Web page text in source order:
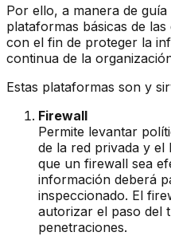
Por ello, a manera de guía
plataformas básicas de
con el fin de proteger la
continua de la
Estas plataformas son y
Firewall
Permite levantar
de la red privada y el
que un firewall sea
información deberá
inspeccionado. El
autorizar el paso del
penetraciones.